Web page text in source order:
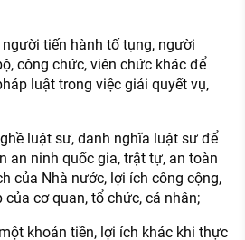
tiến hành tố tụng, người
công chức, viên chức khác để
luật trong việc giải quyết vụ,
luật sư, danh nghĩa luật sư để
an ninh quốc gia, trật tự, an toàn
của Nhà nước, lợi ích công cộng,
cơ quan, tổ chức, cá nhân;
khoản tiền, lợi ích khác khi thực